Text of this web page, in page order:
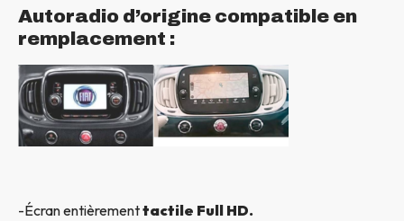
Autoradio d’origine compatible en
remplacement :
-Écran entièrementtactile Full HD.